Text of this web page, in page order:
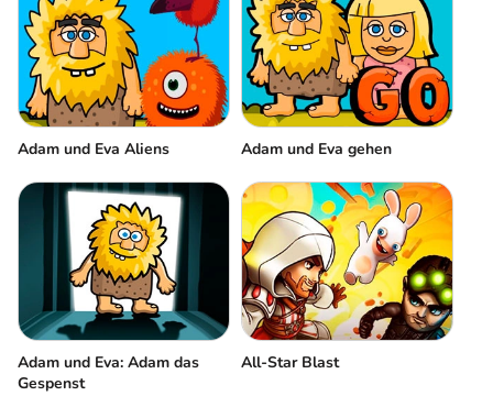
Adam und Eva Aliens Adam und Eva gehen
Adam und Eva: Adam das
Gespenst
All-Star Blast